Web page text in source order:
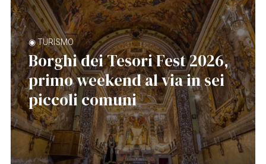
◉ TURISMO
Borghi dei Tesori Fest 2026,
primo weekend al via in sei
piccoli comuni